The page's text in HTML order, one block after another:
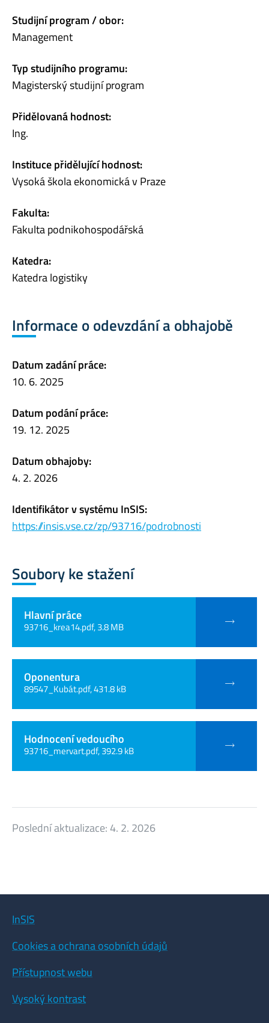
Studijní program / obor:
Management
Typ studijního programu:
Magisterský studijní program
Přidělovaná hodnost:
Ing.
Instituce přidělující hodnost:
Vysoká škola ekonomická v Praze
Fakulta:
Fakulta podnikohospodářská
Katedra:
Katedra logistiky
Informace o odevzdání a obhajobě
Datum zadání práce:
10. 6. 2025
Datum podání práce:
19. 12. 2025
Datum obhajoby:
4. 2. 2026
Identifikátor v systému InSIS:
https://insis.vse.cz/zp/93716/podrobnosti
Soubory ke stažení
Hlavní práce
93716_krea14.pdf, 3.8 MB
Oponentura
89547_Kubát.pdf, 431.8 kB
Hodnocení vedoucího
93716_mervart.pdf, 392.9 kB
Poslední aktualizace:4. 2. 2026
InSIS
Cookies a ochrana osobních údajů
Přístupnost webu
Vysoký kontrast